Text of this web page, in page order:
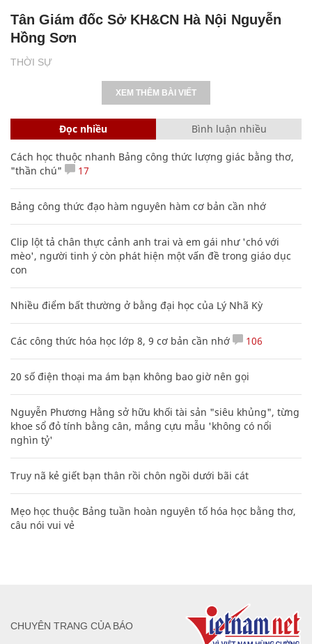
THỜI SỰ
Tân Giám đốc Sở KH&CN Hà Nội Nguyễn
Hồng Sơn
XEM THÊM BÀI VIẾT
Đọc nhiều Bình luận nhiều
Cách học thuộc nhanh Bảng công thức lượng giác bằng thơ,
"thần chú"
17
Bảng công thức đạo hàm nguyên hàm cơ bản cần nhớ
Clip lột tả chân thực cảnh anh trai và em gái như 'chó với
mèo', người tinh ý còn phát hiện một vấn đề trong giáo dục
con
Nhiều điểm bất thường ở bằng đại học của Lý Nhã Kỳ
Các công thức hóa học lớp 8, 9 cơ bản cần nhớ 106
20 số điện thoại ma ám bạn không bao giờ nên gọi
Nguyễn Phương Hằng sở hữu khối tài sản "siêu khủng", từng
khoe sổ đỏ tính bằng cân, mắng cựu mẫu 'không có nổi
nghìn tỷ'
Truy nã kẻ giết bạn thân rồi chôn ngồi dưới bãi cát
Mẹo học thuộc Bảng tuần hoàn nguyên tố hóa học bằng thơ,
câu nói vui vẻ
CHUYÊN TRANG CỦA BÁO